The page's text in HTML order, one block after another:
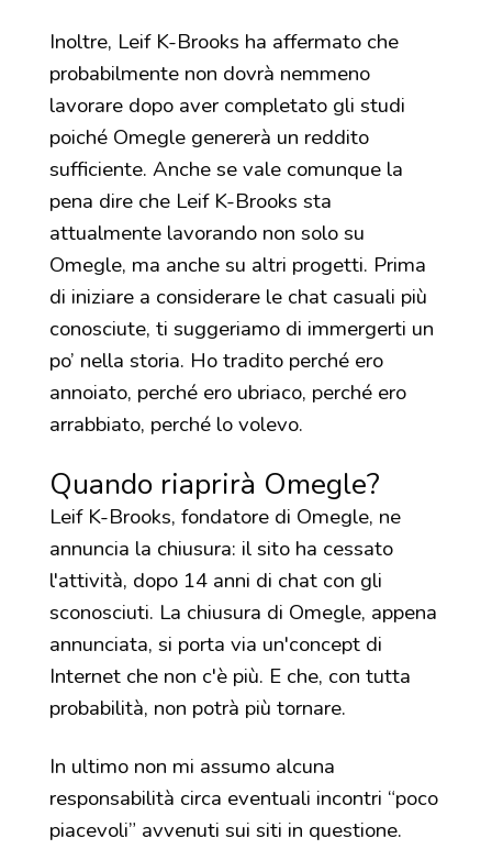
Inoltre, Leif K-Brooks ha affermato che
probabilmente non dovrà nemmeno
lavorare dopo aver completato gli studi
poiché Omegle genererà un reddito
sufficiente. Anche se vale comunque la
pena dire che Leif K-Brooks sta
attualmente lavorando non solo su
Omegle, ma anche su altri progetti. Prima
di iniziare a considerare le chat casuali più
conosciute, ti suggeriamo di immergerti un
po’ nella storia. Ho tradito perché ero
annoiato, perché ero ubriaco, perché ero
arrabbiato, perché lo volevo.
Quando riaprirà Omegle?
Leif K-Brooks, fondatore di Omegle, ne
annuncia la chiusura: il sito ha cessato
l'attività, dopo 14 anni di chat con gli
sconosciuti. La chiusura di Omegle, appena
annunciata, si porta via un'concept di
Internet che non c'è più. E che, con tutta
probabilità, non potrà più tornare.
In ultimo non mi assumo alcuna
responsabilità circa eventuali incontri “poco
piacevoli” avvenuti sui siti in questione.